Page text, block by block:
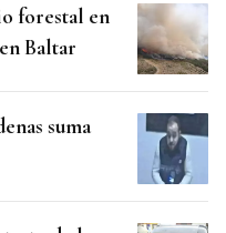
forestal en
Baltar
suma